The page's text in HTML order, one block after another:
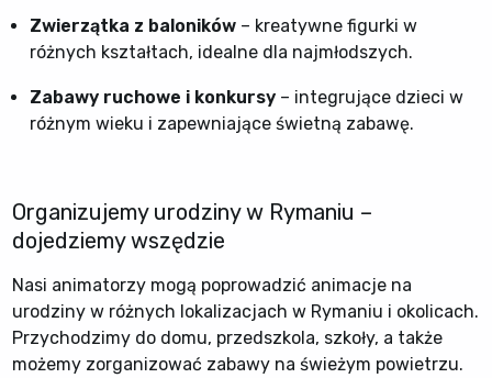
Zwierzątka z baloników – kreatywne figurki w
różnych kształtach, idealne dla najmłodszych.
Zabawy ruchowe i konkursy – integrujące dzieci w
różnym wieku i zapewniające świetną zabawę.
Organizujemy urodziny w Rymaniu –
dojedziemy wszędzie
Nasi animatorzy mogą poprowadzić animacje na
urodziny w różnych lokalizacjach w Rymaniu i okolicach.
Przychodzimy do domu, przedszkola, szkoły, a także
możemy zorganizować zabawy na świeżym powietrzu.